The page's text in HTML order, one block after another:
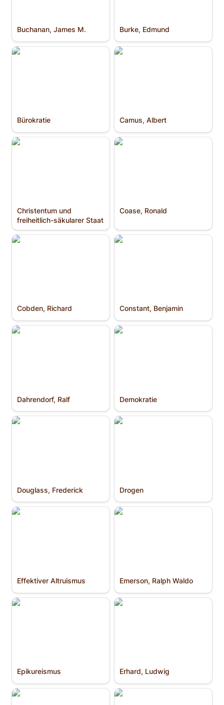
Buchanan, James M. Burke, Edmund
Bürokratie
Bürokratie
Camus, Albert
Camus, Albert
Christentum und
Christentum und
freiheitlich-säkularer Staat
Coase, Ronald
Coase, Ronald
Cobden, Richard
Cobden, Richard
Constant, Benjamin
Constant, Benjamin
Dahrendorf, Ralf
Dahrendorf, Ralf
Demokratie
Demokratie
Douglass, Frederick
Douglass, Frederick
Drogen
Drogen
Effektiver Altruismus
Effektiver Altruismus
Emerson, Ralph Waldo
Emerson, Ralph Waldo
Epikureismus
Epikureismus
Erhard, Ludwig
Erhard, Ludwig
Erkenntnis­theorie Erweiterte Intelligenz